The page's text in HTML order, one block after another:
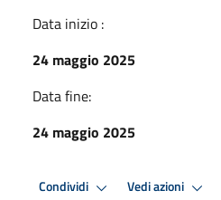
Data inizio :
24 maggio 2025
Data fine:
24 maggio 2025
Condividi Vedi azioni